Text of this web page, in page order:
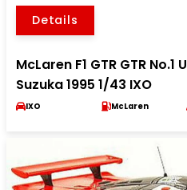
Details
McLaren F1 GTR GTR
Suzuka 1995 1/43 IXO
IXO McLaren